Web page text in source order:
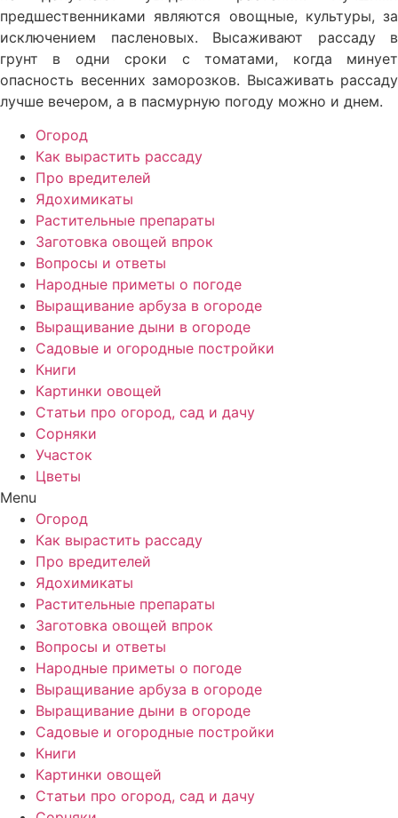
предшественниками являются овощные, куль­туры, за
исключением пасленовых. Высаживают рассаду в
грунт в одни сроки с томатами, когда минует
опасность весенних заморозков. Высаживать рассаду
лучше вечером, а в пасмурную погоду можно и днем.
Огород
Как вырастить рассаду
Про вредителей
Ядохимикаты
Растительные препараты
Заготовка овощей впрок
Вопросы и ответы
Народные приметы о погоде
Выращивание арбуза в огороде
Выращивание дыни в огороде
Садовые и огородные постройки
Книги
Картинки овощей
Статьи про огород, сад и дачу
Сорняки
Участок
Цветы
Menu
Огород
Как вырастить рассаду
Про вредителей
Ядохимикаты
Растительные препараты
Заготовка овощей впрок
Вопросы и ответы
Народные приметы о погоде
Выращивание арбуза в огороде
Выращивание дыни в огороде
Садовые и огородные постройки
Книги
Картинки овощей
Статьи про огород, сад и дачу